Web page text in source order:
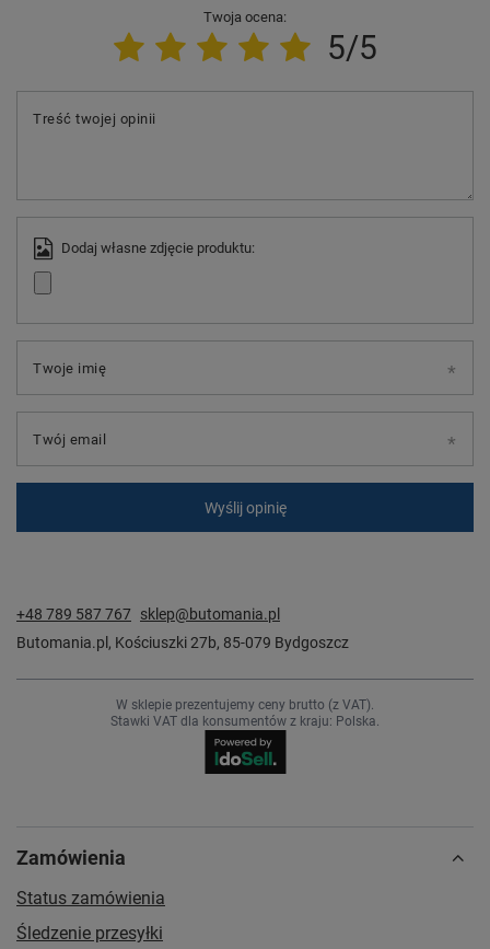
Twoja ocena:
5/5
Treść twojej opinii
Dodaj własne zdjęcie produktu:
Twoje imię
Twój email
Wyślij opinię
+48 789 587 767 sklep@butomania.pl
Butomania.pl , Kościuszki 27b, 85-079 Bydgoszcz
W sklepie prezentujemy ceny brutto (z VAT).
Stawki VAT dla konsumentów z kraju: Polska.
Zamówienia
Status zamówienia
Śledzenie przesyłki